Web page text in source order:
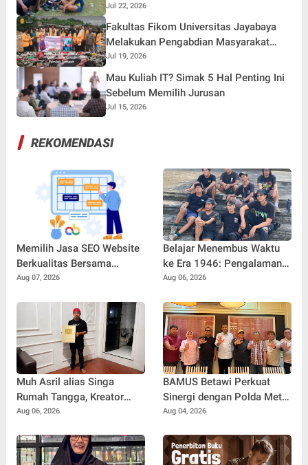
Kebersamaan Bersama Warga Gunung
Kemala Lewat Sparing Sepak Bola
Jul 22, 2026
Fakultas Fikom Universitas Jayabaya
Melakukan Pengabdian Masyarakat
Terkait Pemilah Sampah
Jul 19, 2026
Mau Kuliah IT? Simak 5 Hal Penting Ini
Sebelum Memilih Jurusan
Jul 15, 2026
REKOMENDASI
Memilih Jasa SEO Website
Berkualitas Bersama
SEOBITT untuk
Bisnis
Aug 07, 2026
Belajar Menembus Waktu
ke Era 1946: Pengalaman
Magang Radityo Kusuma
Props dalam Film 'Fajar
Sebelum Merah'
Aug 06, 2026
Muh Asril alias Singa
Rumah Tangga, Kreator
Kocak yang Jago Bikin
Hiburan
Aug 06, 2026
BAMUS Betawi Perkuat
Sinergi dengan Polda Metro
Jaya, Tegaskan Komitmen
Damai, dan Kondusif Jelang
HUT ke-81 Republik
Aug 04, 2026